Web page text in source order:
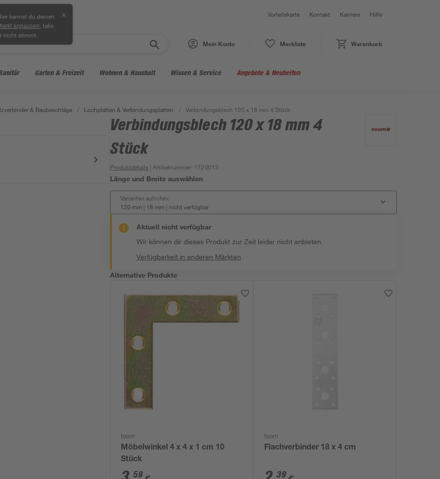
kannst du deinen
anpassen , falls
nicht stimmt.
✕ Vorteilskarte Kontakt Karriere Hilfe
Mein Konto Merkliste Warenkorb
Garten & Freizeit Wohnen & Haushalt Wissen & Service Angebote & Neuheiten
& Baubeschläge / Lochplatten & Verbindungsplatten / Verbindungsblech 120 x 18 mm 4 Stück
Verbindungsblech 120 x 18 mm 4
Stück
Produktdetails | Artikelnummer: 1720013
Länge und Breite auswählen
Varianten aufrufen:
120 mm | 18 mm | nicht verfügbar
Aktuell nicht verfügbar
Wir können dir dieses Produkt zur Zeit leider nicht anbieten.
Verfügbarkeit in anderen Märkten
Alternative Produkte
toom
Möbelwinkel 4 x 4 x 1 cm 10
Stück
59
toom
Flachverbinder 18 x 4 cm
39